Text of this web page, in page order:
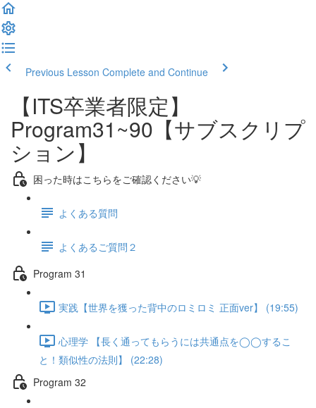
Previous Lesson Complete and Continue
【ITS卒業者限定】
Program31~90【サブスクリプ
ション】
困った時はこちらをご確認ください💡
よくある質問
よくあるご質問２
Program 31
実践【世界を獲った背中のロミロミ 正面ver】 (19:55)
心理学 【長く通ってもらうには共通点を◯◯するこ
と！類似性の法則】 (22:28)
Program 32